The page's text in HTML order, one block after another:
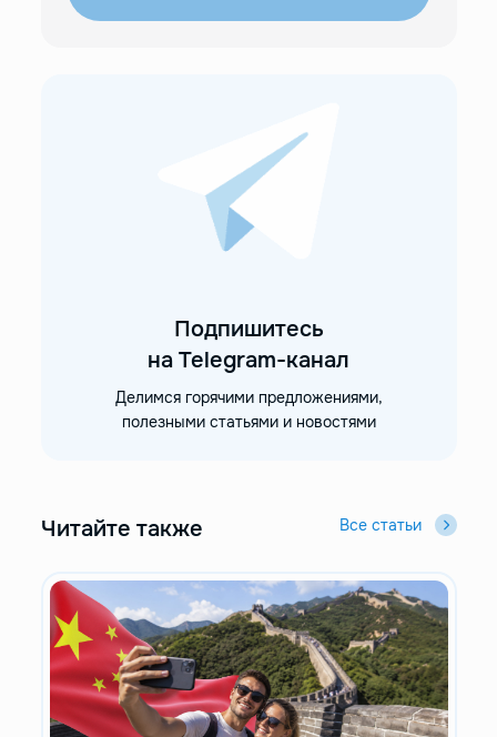
Подпишитесь
на Telegram-канал
Делимся горячими предложениями,
полезными статьями и новостями
Читайте также Все статьи